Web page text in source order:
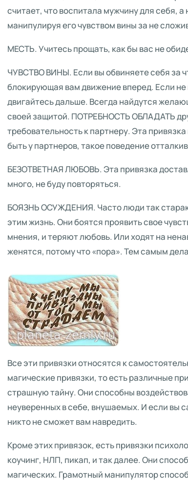
считает, что воспитала мужчину для себя,
манипулируя его чувством вины за не
МЕСТЬ. Учитесь прощать, как бы вас не
ЧУВСТВО ВИНЫ. Если вы обвиняете себя за
блокирующая вам движение вперед. Если не
двигайтесь дальше. Всегда найдутся
своей защитой. ПОТРЕБНОСТЬ ОБЛАДАТЬ
требовательность к партнеру. Эта
быть у партнеров, такое поведение
БЕЗОТВЕТНАЯ ЛЮБОВЬ. Эта привязка
много, не буду повторяться.
БОЯЗНЬ ОСУЖДЕНИЯ. Часто люди так
этим жизнь. Они боятся проявить свое
мнения, и теряют любовь. Или ходят на
женятся, потому что «пора». Тем самым
Все эти привязки относятся к
магические привязки, то есть различные
страшную тайну. Они способны
неуверенных в себе, внушаемых. И если вы
никто не сможет вам навредить.
Кроме этих привязок, есть привязки
коучинг, НЛП, пикап, и так далее. Они
магических. Грамотный манипулятор